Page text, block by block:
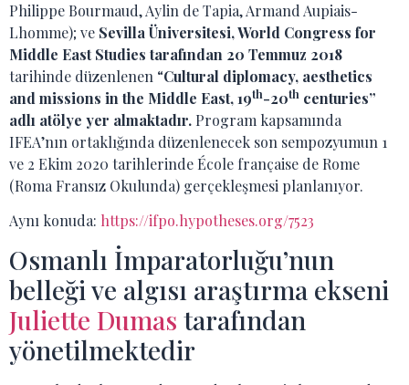
Philippe Bourmaud, Aylin de Tapia, Armand Aupiais-
Lhomme); ve Sevilla Üniversitesi, World Congress for
Middle East Studies tarafından 20 Temmuz 2018
tarihinde düzenlenen “Cultural diplomacy, aesthetics
and missions in the Middle East, 19th-20th centuries”
adlı atölye yer almaktadır. Program kapsamında
IFEA’nın ortaklığında düzenlenecek son sempozyumun 1
ve 2 Ekim 2020 tarihlerinde École française de Rome
(Roma Fransız Okulunda) gerçekleşmesi planlanıyor.
Aynı konuda: https://ifpo.hypotheses.org/7523
Osmanlı İmparatorluğu’nun
belleği ve algısı araştırma ekseni
Juliette Dumas tarafından
yönetilmektedir